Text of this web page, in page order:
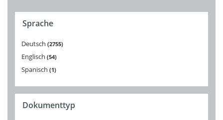
Sprache
Deutsch 2755
Englisch 54
Spanisch 1
Dokumenttyp